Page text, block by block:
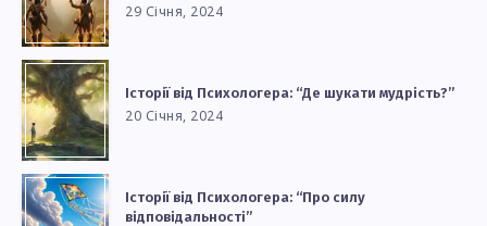
29 Січня, 2024
Історії від Психологера: “Де шукати мудрість?”
20 Січня, 2024
Історії від Психологера: “Про силу
відповідальності”